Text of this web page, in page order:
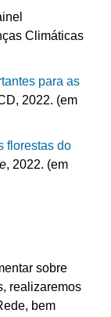
Climáticas
para as
2022. (em
florestas do
, 2022. (em
sobre
realizaremos
bem